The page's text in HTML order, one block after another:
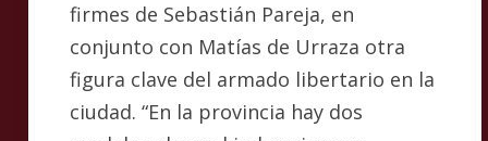
firmes de Sebastián Pareja, en
conjunto con Matías de Urraza otra
figura clave del armado libertario en la
ciudad. “En la provincia hay dos